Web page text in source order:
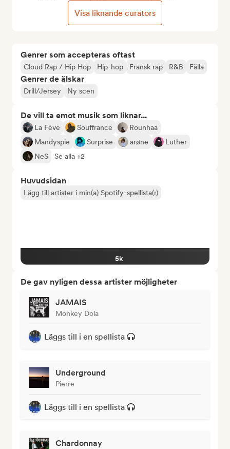
Genrer som accepteras oftast
Cloud Rap / Hip Hop Hip-hop Fransk rap R&B Fälla
Genrer de älskar
Drill/Jersey Ny scen
De vill ta emot musik som liknar...
La Fève Souffrance
Rounhaa
Mandyspie
Surprise arøne
Luther
NeS
Se alla +2
Huvudsidan
Lägg till artister i min(a) Spotify-spellista(r)
5k
De gav nyligen dessa artister möjligheter
JAMAIS
Monkey Dola
Läggs till i en spellista
Underground
Pierre
Läggs till i en spellista
Chardonnay
Visa liknande curators